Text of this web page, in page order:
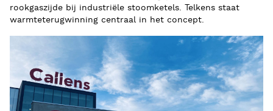
rookgaszijde bij industriële stoomketels. Telkens staat
warmteterugwinning centraal in het concept.